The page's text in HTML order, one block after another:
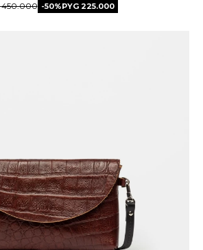
450.000 50 PYG 225.000